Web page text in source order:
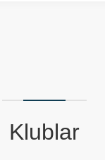
Klublar